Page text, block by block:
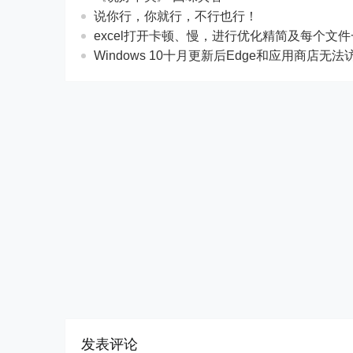
说你行，你就行，不行也行！
excel打开卡顿、慢，进行优化精简及每个文件
Windows 10十月更新后Edge和应用商店无法
发表评论